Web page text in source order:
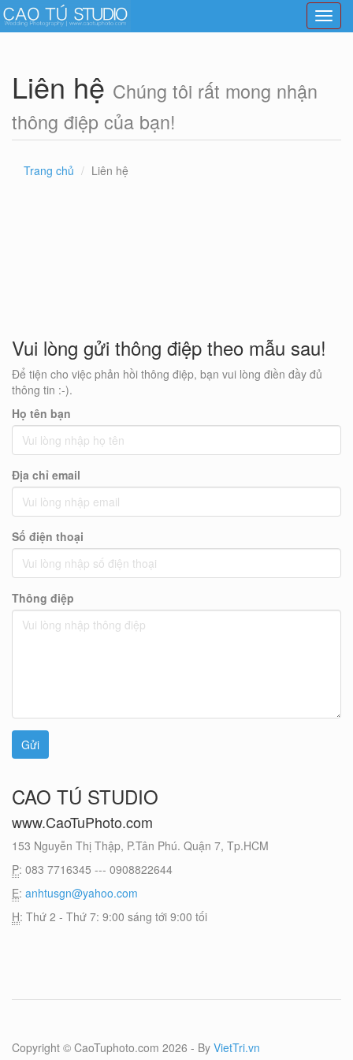
Liên hệ Chúng tôi rất mong nhận
thông điệp của bạn!
Trang chủ Liên hệ
Vui lòng gửi thông điệp theo mẫu sau!
Để tiện cho việc phản hồi thông điệp, bạn vui lòng điền đầy đủ
thông tin :-).
Họ tên bạn
Địa chỉ email
Số điện thoại
Thông điệp
CAO TÚ STUDIO
www.CaoTuPhoto.com
153 Nguyễn Thị Thập, P.Tân Phú. Quận 7, Tp.HCM
P: 083 7716345 --- 0908822644
E: anhtusgn@yahoo.com
H: Thứ 2 - Thứ 7: 9:00 sáng tới 9:00 tối
Copyright © CaoTuphoto.com 2026 - By VietTri.vn